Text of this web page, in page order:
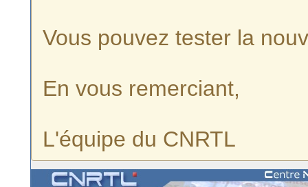
Vous pouvez tester la
En vous remerciant,
L'équipe du CNRTL